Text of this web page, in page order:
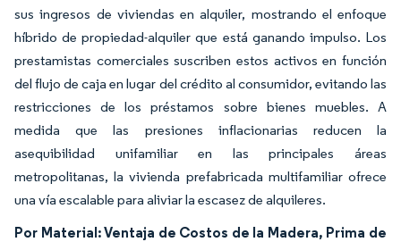
sus ingresos de viviendas en alquiler, mostrando el enfoque
híbrido de propiedad-alquiler que está ganando impulso. Los
prestamistas comerciales suscriben estos activos en función
del flujo de caja en lugar del crédito al consumidor, evitando las
restricciones de los préstamos sobre bienes muebles. A
medida que las presiones inflacionarias reducen la
asequibilidad unifamiliar en las principales áreas
metropolitanas, la vivienda prefabricada multifamiliar ofrece
una vía escalable para aliviar la escasez de alquileres.
Por Material: Ventaja de Costos de la Madera, Prima de